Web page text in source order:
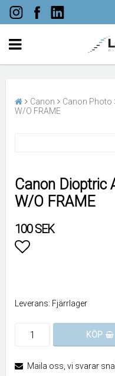
Canon Canon Photo
W/O FRAME
Canon Dioptric
W/O FRAME
100 SEK
Leverans: Fjärrlager
KÖP
Maila oss, vi svarar